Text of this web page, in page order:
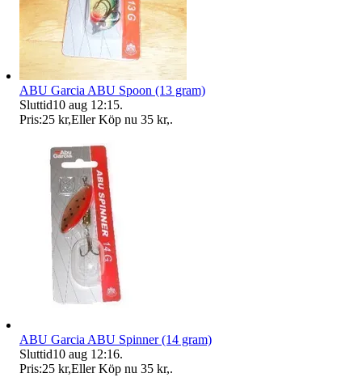
ABU Garcia ABU Spoon (13 gram)
Sluttid10 aug 12:15.
Pris:25 kr,Eller Köp nu 35 kr,.
ABU Garcia ABU Spinner (14 gram)
Sluttid10 aug 12:16.
Pris:25 kr,Eller Köp nu 35 kr,.